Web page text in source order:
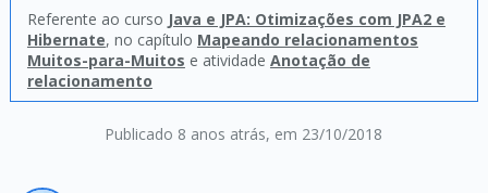
Publicado 8 anos atrás, em 23/10/2018
Referente ao curso Java e JPA: Otimizações com JPA2 e
Hibernate, no capítulo Mapeando relacionamentos
Muitos-para-Muitos e atividade Anotação de
relacionamento